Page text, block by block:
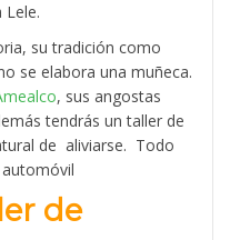
su tradición como
se elabora una muñeca.
, sus angostas
tendrás un taller de
de aliviarse. Todo
de